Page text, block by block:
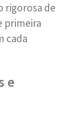
rigorosa de
primeira
cada
e